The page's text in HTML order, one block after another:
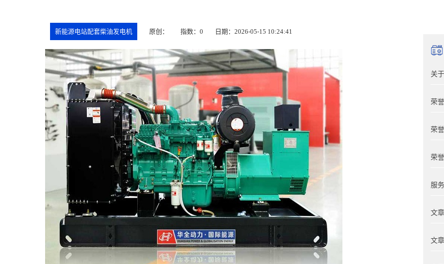
新能源电站配套柴油发电机 原创： 指数：0 日期：2026-05-15 10:24:41
关
荣
荣
荣
服
文
文